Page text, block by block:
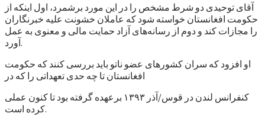
آقای توحیدی دو شرط مشخص را در این مورد برشمرد، اول اینکه از
حکومت افغانستان خواسته شود که عاملان خشونت علیه خبرنگاران
را مجازات کند و دوم از رسانه‌های آزاد حمایت مالی و معنوی به عمل
آورد.
او افزود که سران کشورهای عضو ناتو باید بررسی کنند که حکومت
افغانستان تا چه حدی تعهداتی را که در
کنفرانس لندن در قوس/آذر ۱۳۹۳ برعهده گرفته بود تا کنون عملی
کرده است.